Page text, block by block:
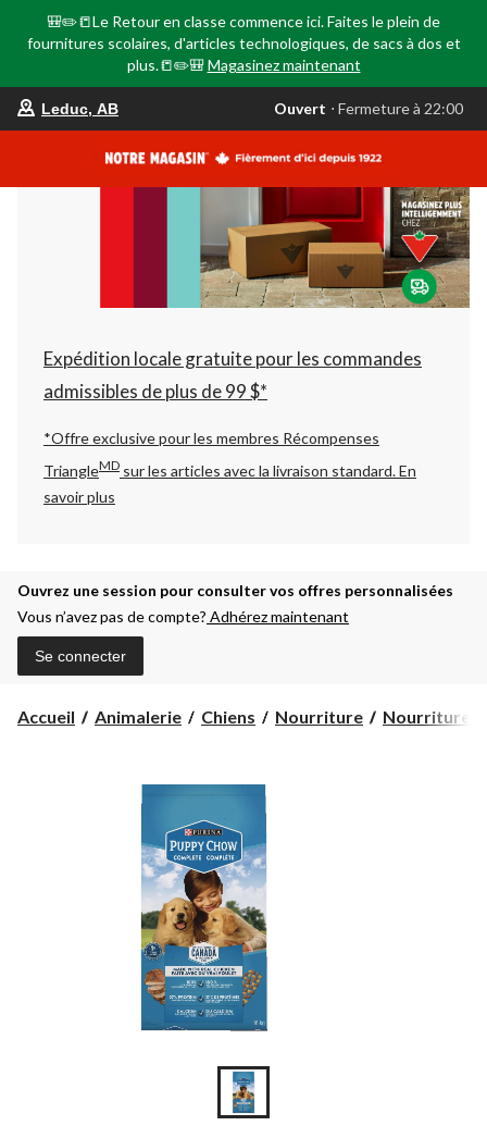
🎒✏️📒Le Retour en classe commence ici. Faites le plein de
fournitures scolaires, d'articles technologiques, de sacs à dos et
plus.📒✏️🎒 Magasinez maintenant
votre
est
AB,
Ouvert,
Fermeture
à
22:00
changer
Leduc, AB Ouvert ⋅ Fermeture à 22:00
Expédition locale gratuite pour les commandes
admissibles de plus de 99 $*
*Offre exclusive pour les membres Récompenses
TriangleMD sur les articles avec la livraison standard.En
savoir plus
Ouvrez une session pour consulter vos offres personnalisées
Vous n’avez pas de compte? Adhérez maintenant
Se connecter
Accueil Animalerie Chiens Nourriture Nourriture